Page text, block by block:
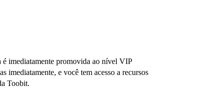
é imediatamente promovida ao nível VIP
imediatamente, e você tem acesso a recursos
Toobit.